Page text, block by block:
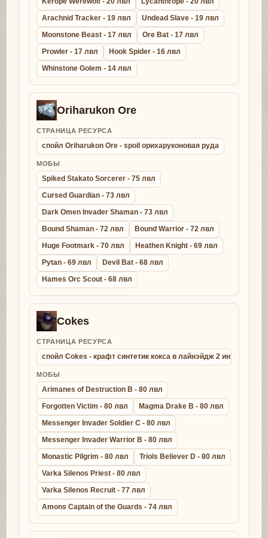
Arachnid Tracker - 19 лвл
Undead Slave - 19 лвл
Moonstone Beast - 17 лвл
Ore Bat - 17 лвл
Prowler - 17 лвл
Hook Spider - 16 лвл
Whinstone Golem - 14 лвл
Oriharukon Ore
СТРАНИЦА РЕСУРСА
спойл Oriharukon Ore - spoil орихаруконовая руда
МОБЫ
Spiked Stakato Sorcerer - 75 лвл
Cursed Guardian - 73 лвл
Dark Omen Invader Shaman - 73 лвл
Bound Shaman - 72 лвл
Bound Warrior - 72 лвл
Huge Footmark - 70 лвл
Heathen Knight - 69 лвл
Pytan - 69 лвл
Devil Bat - 68 лвл
Hames Orc Scout - 68 лвл
Cokes
СТРАНИЦА РЕСУРСА
спойл Cokes - крафт синтетик кокса в лайнэйдж 2 интерлюд
МОБЫ
Arimanes of Destruction B - 80 лвл
Forgotten Victim - 80 лвл
Magma Drake B - 80 лвл
Messenger Invader Soldier C - 80 лвл
Messenger Invader Warrior B - 80 лвл
Monastic Pilgrim - 80 лвл
Triols Believer D - 80 лвл
Varka Silenos Priest - 80 лвл
Varka Silenos Recruit - 77 лвл
Amons Captain of the Guards - 74 лвл